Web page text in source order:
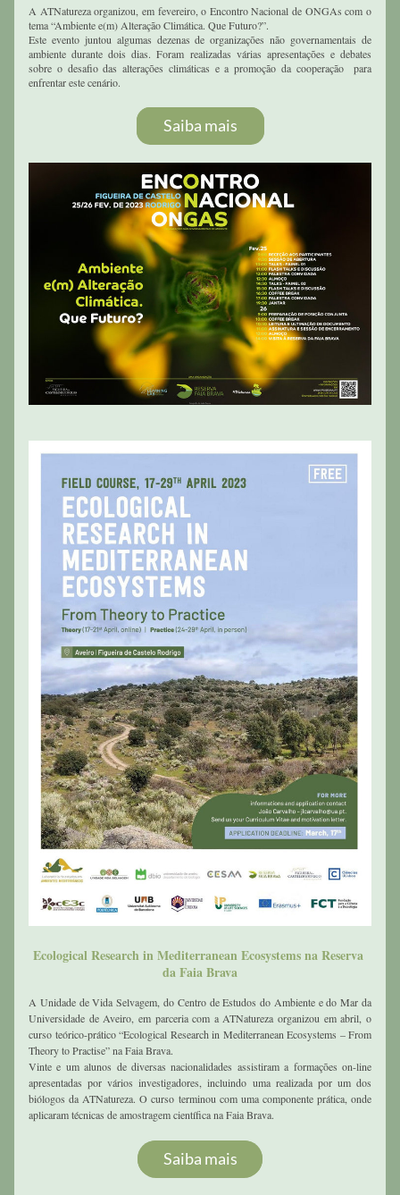
A ATNatureza organizou, em fevereiro, o Encontro Nacional de ONGAs com o
tema “Ambiente e(m) Alteração Climática. Que Futuro?”.
Este evento juntou algumas dezenas de organizações não governamentais de
ambiente durante dois dias. Foram realizadas várias apresentações e debates
sobre o desafio das alterações climáticas e a promoção da cooperação  para
enfrentar este cenário.
Saiba mais
Ecological Research in Mediterranean Ecosystems na Reserva
da Faia Brava
A Unidade de Vida Selvagem, do Centro de Estudos do Ambiente e do Mar da
Universidade de Aveiro, em parceria com a ATNatureza organizou em abril, o
curso teórico-prático “Ecological Research in Mediterranean Ecosystems – From
Theory to Practise” na Faia Brava.
Vinte e um alunos de diversas nacionalidades assistiram a formações on-line
apresentadas por vários investigadores, incluindo uma realizada por um dos
biólogos da ATNatureza. O curso terminou com uma componente prática, onde
aplicaram técnicas de amostragem científica na Faia Brava.
Saiba mais